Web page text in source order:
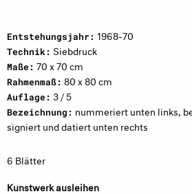
Entstehungsjahr: 1968-70
Technik: Siebdruck
Maße: 70 x 70 cm
Rahmenmaß: 80 x 80 cm
Auflage: 3 / 5
Bezeichnung: nummeriert unten links,
signiert und datiert unten rechts
6 Blätter
Kunstwerk ausleihen